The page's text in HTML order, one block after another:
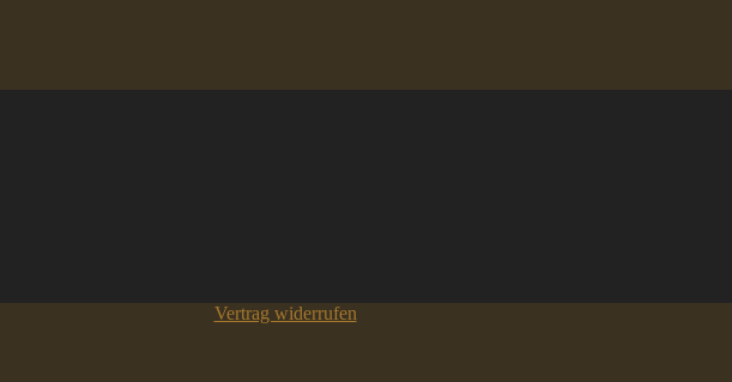
Vertrag widerrufen